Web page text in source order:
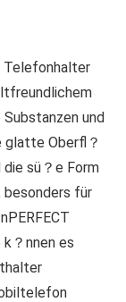
Telefonhalter
und
glatte Oberfl？
sü？e Form
besonders für
k？nnen es